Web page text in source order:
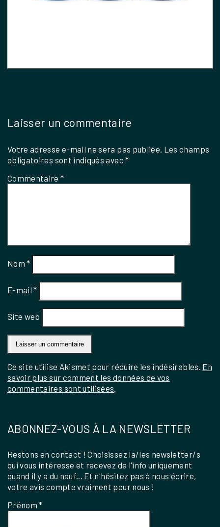
Laisser un commentaire
Votre adresse e-mail ne sera pas publiée. Les champs
obligatoires sont indiqués avec*
Commentaire*
Nom*
E-mail*
Site web
Ce site utilise Akismet pour réduire les indésirables. En
savoir plus sur comment les données de vos
commentaires sont utilisées
ABONNEZ-VOUS À LA NEWSLETTER
Restons en contact ! Choisissez la/les newsletter/s
qui vous intéresse et recevez de l'info uniquement
quand il y a du neuf... Et n'hésitez pas à nous écrire,
votre avis compte vraiment pour nous !
Prénom*